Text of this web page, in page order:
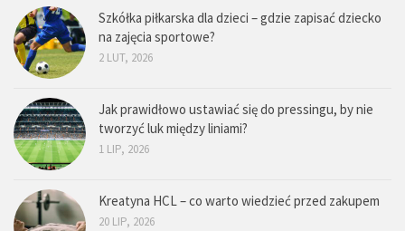
Szkółka piłkarska dla dzieci – gdzie zapisać dziecko
na zajęcia sportowe?
2 LUT, 2026
Jak prawidłowo ustawiać się do pressingu, by nie
tworzyć luk między liniami?
1 LIP, 2026
Kreatyna HCL – co warto wiedzieć przed zakupem
20 LIP, 2026